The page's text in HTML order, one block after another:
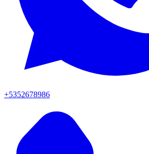
+5352678986